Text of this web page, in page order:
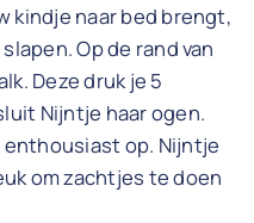
kindje naar bed brengt,
Op de rand van
Deze druk je 5
Nijntje haar ogen.
op. Nijntje
om zachtjes te doen